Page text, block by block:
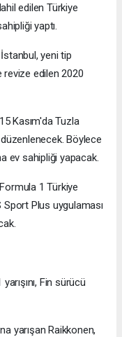
edilen Türkiye
yaptı.
yeni tip
revize edilen 2020
Kasım'da Tuzla
Böylece
ev sahipliği yapacak.
1 Türkiye
Sport Plus uygulaması
Fin sürücü
yarışan Raikkonen,